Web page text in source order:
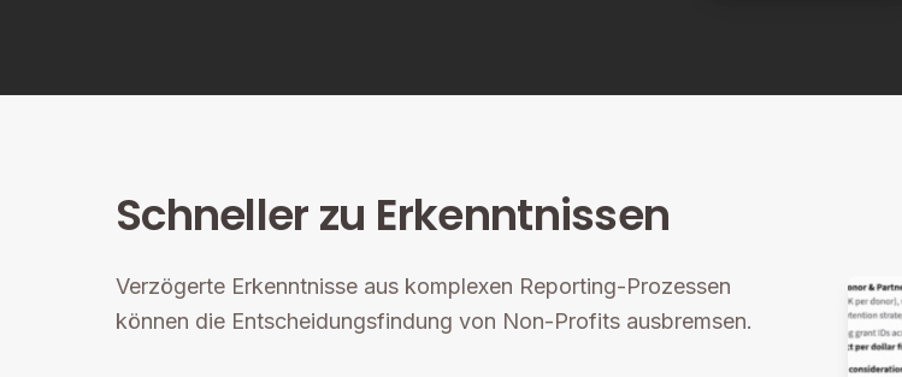
Schneller zu Erkenntnissen
Verzögerte Erkenntnisse aus komplexen Reporting-Prozessen
können die Entscheidungsfindung von Non-Profits ausbremsen.